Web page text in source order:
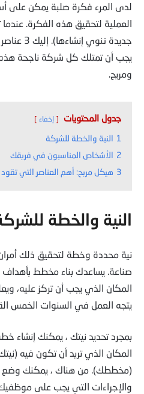
لدى المرء فكرة صلبة يمكن على
العملية لتحقيق هذه الفكرة.
جديدة
يجب أن تمتلك كل شركة ناجحة هذه
ومريح.
جدول المحتويات إخفاء
1 النية والخطة للشركة
2 الأشخاص المناسبون في فريقك
3 هيكل مربح: أهم العناصر التي
النية والخطة
نية محددة وخطة لتحقيق ذلك
صناعة. يساعدك بناء مخطط
المكان الذي يجب أن تركز عليه،
يتجه العمل في السنوات الخمس
بمجرد تحديد نيتك ، يمكنك إنشاء
المكان الذي تريد أن تكون فيه
(مخططك). من هناك ، يمكنك وضع
والإجراءات التي يجب على